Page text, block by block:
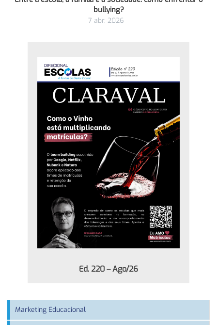
bullying?
7 abr, 2026
Ed. 220 – Ago/26
Marketing Educacional